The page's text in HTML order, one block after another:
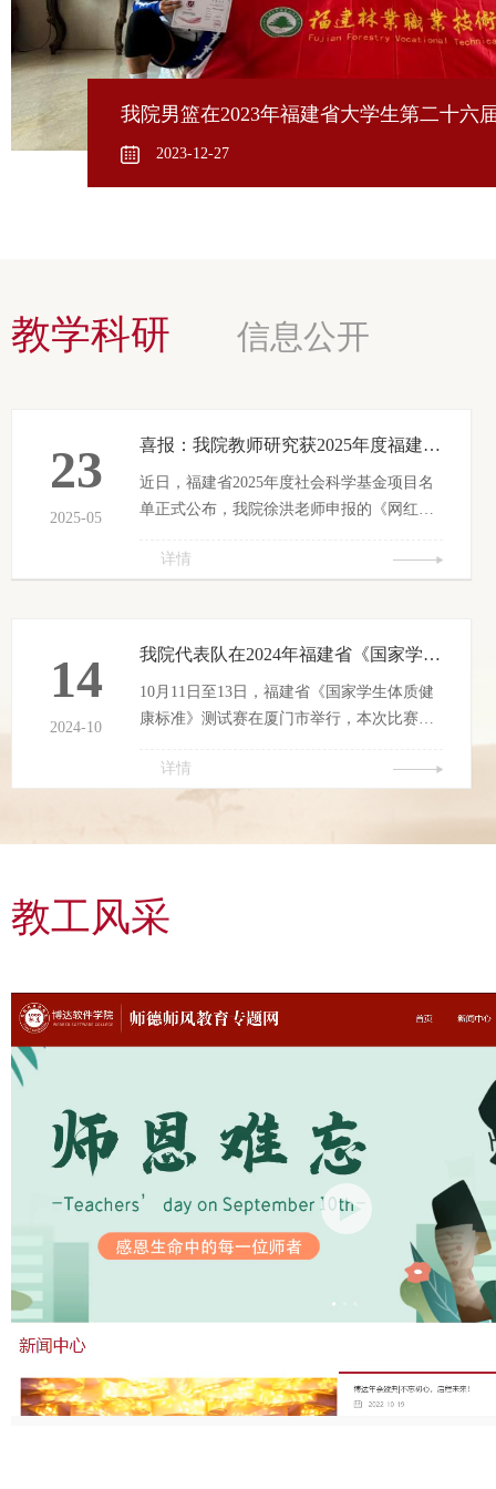
我院男篮在2023年福建省大学生第二十六
成绩
2023-12-27
教学科研 信息公开
23
2025-05
喜报：我院教师研究获2025年度福建省社会科学基金项目立项
近日，福建省2025年度社会科学基金项目名
单正式公布，我院徐洪老师申报的《网红旅
研究》成功获批立项（课项目批准号：
好的科研氛围，大力引进高层次人才，加强
科研团队建设，为教师开展高水平科研研究
提供了坚实的保障
详情
14
2024-10
我院代表队在2024年福建省《国家学生体质健康标准》测试赛中取得优异成绩
10月11日至13日，福建省《国家学生体质健
康标准》测试赛在厦门市举行，本次比赛由
全省40支代表队、320多名运动员和教练员参
加。我院代表队经过3天的激烈角逐，获的团
好成绩。 本次成绩的取得，彰显了我院对体
育工作的高度重视，学校将继续把体育工作
详情
教工风采